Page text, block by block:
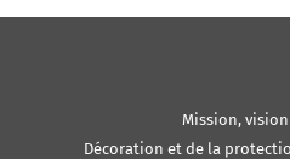
Mission,
Décoration et de la